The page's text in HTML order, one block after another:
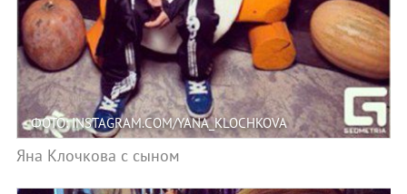
ФОТО: INSTAGRAM.COM/YANA_KLOCHKOVA
Яна Клочкова с сыном